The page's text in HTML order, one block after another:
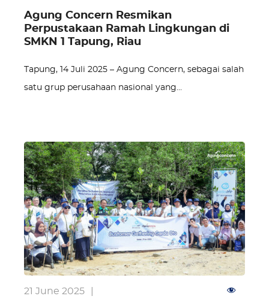
Agung Concern Resmikan
Perpustakaan Ramah Lingkungan di
SMKN 1 Tapung, Riau
Tapung, 14 Juli 2025 – Agung Concern, sebagai salah
satu grup perusahaan nasional yang…
21 June 2025